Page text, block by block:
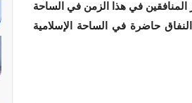
المنافقين في هذا الزمن في الساحة
حاضرة في الساحة الإسلامية